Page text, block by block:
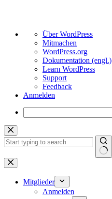
Über
WordPress
Über WordPress
Mitmachen
WordPress.org
Dokumentation (engl.)
Learn WordPress
Support
Feedback
Anmelden
Zum
Inhalt
springen
Keine
Ergebnisse
Mitglieder
Anmelden